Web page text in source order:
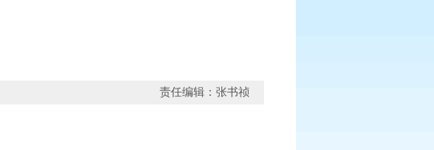
责任编辑：张书祯